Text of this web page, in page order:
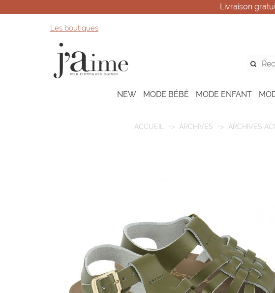
Livraison
Les boutiques
NEW MODE BÉBÉ MODE ENFANT
ACCUEIL ARCHIVES ARCHIVES